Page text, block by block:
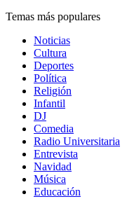
Temas más populares
Noticias
Cultura
Deportes
Política
Religión
Infantil
DJ
Comedia
Radio Universitaria
Entrevista
Navidad
Música
Educación